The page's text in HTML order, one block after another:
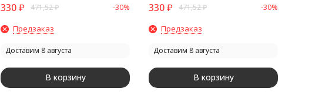
330₽ 471,52₽ -30%
Предзаказ
Доставим 8 августа
В корзину
330₽ 471,52₽ -30%
Предзаказ
Доставим 8 августа
В корзину